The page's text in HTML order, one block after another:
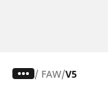
/ FAW V5